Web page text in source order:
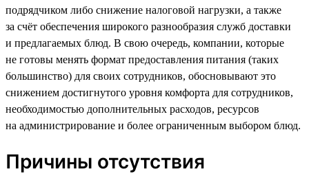
подрядчиком либо снижение налоговой нагрузки, а также
за счёт обеспечения широкого разнообразия служб доставки
и предлагаемых блюд. В свою очередь, компании, которые
не готовы менять формат предоставления питания (таких
большинство) для своих сотрудников, обосновывают это
снижением достигнутого уровня комфорта для сотрудников,
необходимостью дополнительных расходов, ресурсов
на администрирование и более ограниченным выбором блюд.
Причины отсутствия